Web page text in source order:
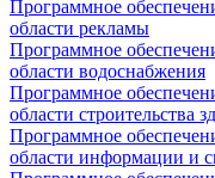
Программное
области рекламы
Программное
области водоснабжения
Программное
области строительства
Программное
области информации и